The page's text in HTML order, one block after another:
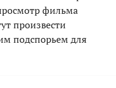
фильма
произвести
подспорьем для